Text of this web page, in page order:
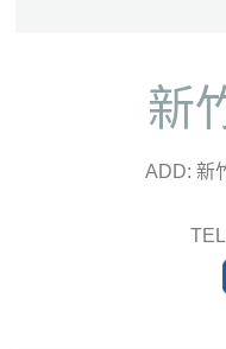
新
ADD: 新